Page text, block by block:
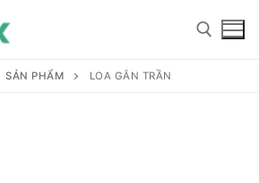
SẢN PHẨM LOA GẮN TRẦN